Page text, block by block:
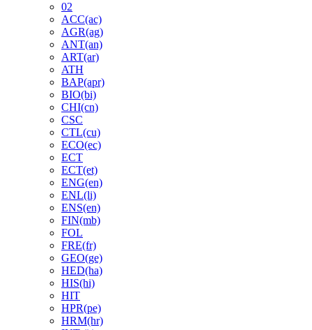
02
ACC(ac)
AGR(ag)
ANT(an)
ART(ar)
ATH
BAP(apr)
BIO(bi)
CHI(cn)
CSC
CTL(cu)
ECO(ec)
ECT
ECT(et)
ENG(en)
ENL(li)
ENS(en)
FIN(mb)
FOL
FRE(fr)
GEO(ge)
HED(ha)
HIS(hi)
HIT
HPR(pe)
HRM(hr)